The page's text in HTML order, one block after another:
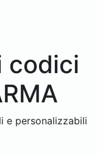
codici
e personalizzabili